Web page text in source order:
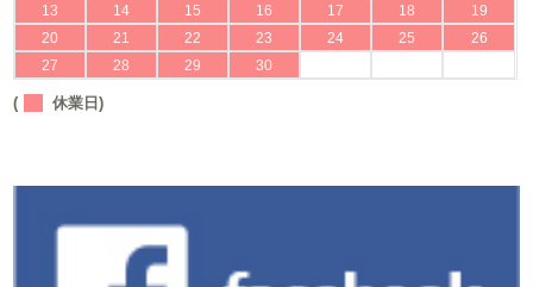
13
14 15 16 17 18
19
20
21 22 23 24 25
26
27
28 29 30
( 休業日)